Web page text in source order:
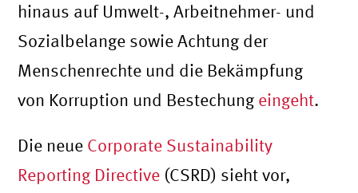
hinaus auf Umwelt-, Arbeitnehmer- und
Sozialbelange sowie Achtung der
Menschenrechte und die Bekämpfung
von Korruption und Bestechung eingeht.
Die neue Corporate Sustainability
Reporting Directive (CSRD) sieht vor,